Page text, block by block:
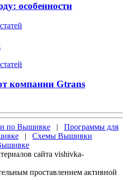
особенности
компании Gtrans
по Вышивке | Программы для
| Схемы Вышивки
сайта vishivka-
проставлением активной